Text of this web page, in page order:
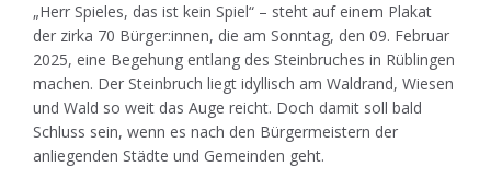
„Herr Spieles, das ist kein Spiel“ – steht auf einem Plakat
der zirka 70 Bürger:innen, die am Sonntag, den 09. Februar
2025, eine Begehung entlang des Steinbruches in Rüblingen
machen. Der Steinbruch liegt idyllisch am Waldrand, Wiesen
und Wald so weit das Auge reicht. Doch damit soll bald
Schluss sein, wenn es nach den Bürgermeistern der
anliegenden Städte und Gemeinden geht.